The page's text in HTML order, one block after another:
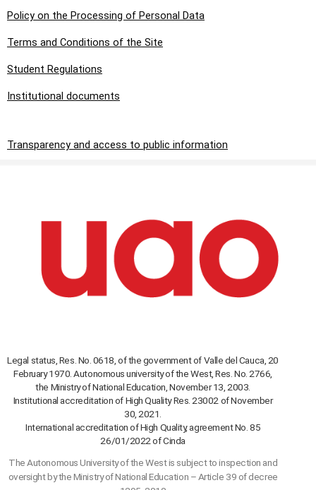
Policy on the Processing of Personal Data
Terms and Conditions of the Site
Student Regulations
Institutional documents
Transparency and access to public information
Legal status, Res. No. 0618, of the government of Valle del Cauca, 20
February 1970. Autonomous university of the West, Res. No. 2766,
the Ministry of National Education, November 13, 2003.
Institutional accreditation of High Quality Res. 23002 of November
30, 2021.
International accreditation of High Quality, agreement No. 85
26/01/2022 of Cinda
The Autonomous University of the West is subject to inspection and
oversight by the Ministry of National Education – Article 39 of decree